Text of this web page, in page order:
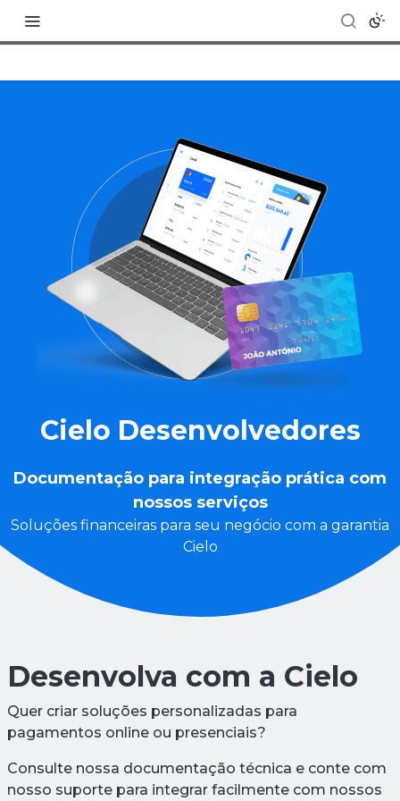
Cielo Desenvolvedores
Documentação para integração prática com
nossos serviços
Soluções financeiras para seu negócio com a garantia
Cielo
Desenvolva com a Cielo
Quer criar soluções personalizadas para
pagamentos online ou presenciais?
Consulte nossa documentação técnica e conte com
nosso suporte para integrar facilmente com nossos